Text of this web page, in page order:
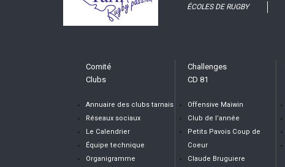
ÉCOLES DE RUGBY
Comité
Clubs
Annuaire des clubs tarnais
Réseaux sociaux
Le Calendrier
Équipe technique
Organigramme
Challenges
CD 81
Offensive Maiwin
Club de l’année
Petits Pavois Coup de
Coeur
Claude Bruguiere